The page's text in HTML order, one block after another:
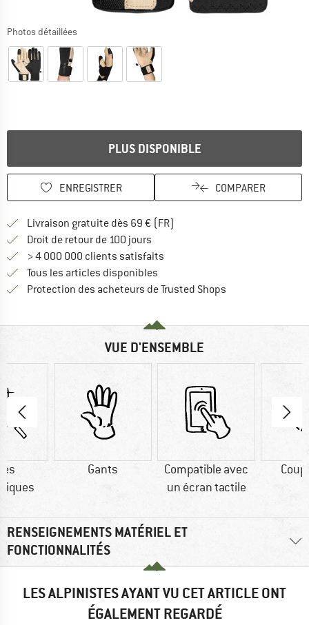
Photos détaillées
PLUS DISPONIBLE
ENREGISTRER COMPARER
Livraison gratuite dès 69 € (FR)
Droit de retour de 100 jours
> 4 000 000 clients satisfaits
Tous les articles disponibles
Protection des acheteurs de Trusted Shops
VUE D'ENSEMBLE
Gants
Compatible avec
un écran tactile
RENSEIGNEMENTS MATÉRIEL ET
FONCTIONNALITÉS
LES ALPINISTES AYANT VU CET ARTICLE ONT
ÉGALEMENT REGARDÉ